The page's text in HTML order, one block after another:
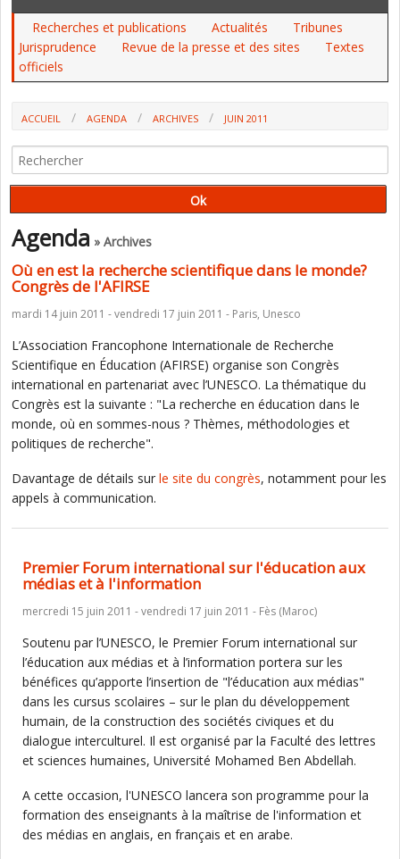
Recherches et publications Actualités
Tribunes
Jurisprudence
Revue de la presse et des sites
Textes
officiels
ACCUEIL AGENDA ARCHIVES JUIN 2011
Agenda » Archives
Où en est la recherche scientifique dans le monde?
Congrès de l'AFIRSE
mardi 14 juin 2011 - vendredi 17 juin 2011 - Paris, Unesco
L’Association Francophone Internationale de Recherche
Scientifique en Éducation (AFIRSE) organise son Congrès
international en partenariat avec l’UNESCO. La thématique du
Congrès est la suivante : "La recherche en éducation dans le
monde, où en sommes-nous ? Thèmes, méthodologies et
politiques de recherche".
Davantage de détails sur le site du congrès, notamment pour les
appels à communication.
Premier Forum international sur l'éducation aux
médias et à l'information
mercredi 15 juin 2011 - vendredi 17 juin 2011 - Fès (Maroc)
Soutenu par l’UNESCO, le Premier Forum international sur
l’éducation aux médias et à l’information portera sur les
bénéfices qu’apporte l’insertion de "l’éducation aux médias"
dans les cursus scolaires – sur le plan du développement
humain, de la construction des sociétés civiques et du
dialogue interculturel. Il est organisé par la Faculté des lettres
et sciences humaines, Université Mohamed Ben Abdellah.
A cette occasion, l'UNESCO lancera son programme pour la
formation des enseignants à la maîtrise de l'information et
des médias en anglais, en français et en arabe.